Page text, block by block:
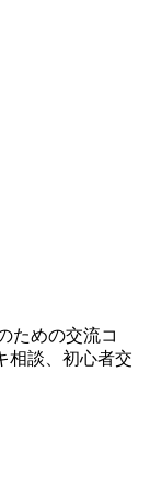
ための交流コ
相談、初心者交